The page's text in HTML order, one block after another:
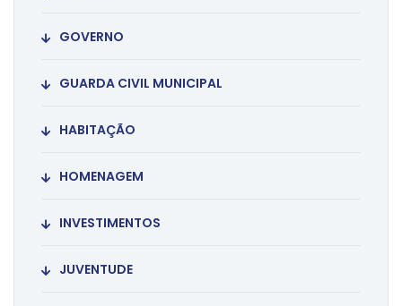
GOVERNO
GUARDA CIVIL MUNICIPAL
HABITAÇÃO
HOMENAGEM
INVESTIMENTOS
JUVENTUDE